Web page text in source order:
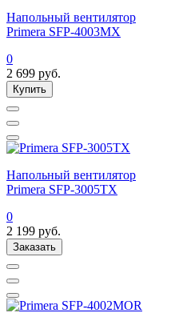
Напольный вентилятор
Primera SFP-4003MX
0
2 699 руб.
Купить
Напольный вентилятор
Primera SFP-3005TX
0
2 199 руб.
Заказать